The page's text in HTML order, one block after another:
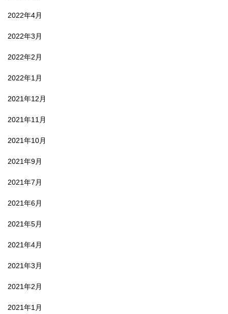
2022年4月
2022年3月
2022年2月
2022年1月
2021年12月
2021年11月
2021年10月
2021年9月
2021年7月
2021年6月
2021年5月
2021年4月
2021年3月
2021年2月
2021年1月